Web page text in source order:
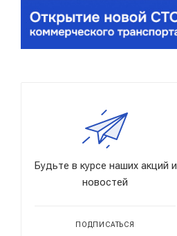
Будьте в курсе наших акций и
новостей
ПОДПИСАТЬСЯ